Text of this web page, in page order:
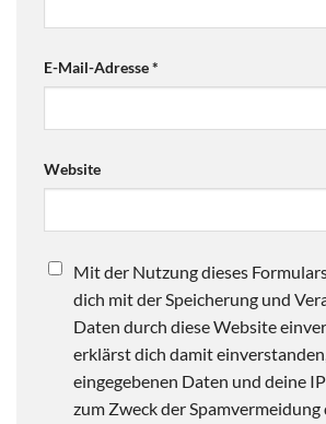
E-Mail-Adresse*
Website
Mit der Nutzung dieses
dich mit der Speicherung und
Daten durch diese Website
erklärst dich damit
eingegebenen Daten und deine
zum Zweck der Spamvermeidung